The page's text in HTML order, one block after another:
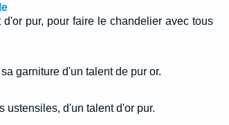
d'or pur, pour faire le chandelier avec tous
garniture d'un talent de pur or.
ustensiles, d'un talent d'or pur.